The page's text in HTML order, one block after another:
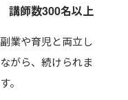
講師数300名以上
副業や育児と両立し
ながら、 続けられま
す。